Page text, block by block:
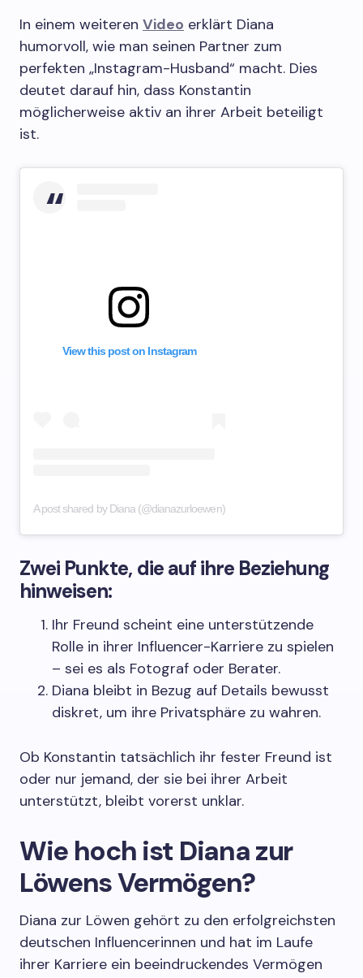
In einem weiteren Video erklärt Diana
humorvoll, wie man seinen Partner zum
perfekten „Instagram-Husband“ macht. Dies
deutet darauf hin, dass Konstantin
möglicherweise aktiv an ihrer Arbeit beteiligt
ist.
View this post on Instagram
A post shared by Diana (@dianazurloewen)
Zwei Punkte, die auf ihre Beziehung
hinweisen:
Ihr Freund scheint eine unterstützende
Rolle in ihrer Influencer-Karriere zu spielen
– sei es als Fotograf oder Berater.
Diana bleibt in Bezug auf Details bewusst
diskret, um ihre Privatsphäre zu wahren.
Ob Konstantin tatsächlich ihr fester Freund ist
oder nur jemand, der sie bei ihrer Arbeit
unterstützt, bleibt vorerst unklar.
Wie hoch ist Diana zur
Löwens Vermögen?
Diana zur Löwen gehört zu den erfolgreichsten
deutschen Influencerinnen und hat im Laufe
ihrer Karriere ein beeindruckendes Vermögen